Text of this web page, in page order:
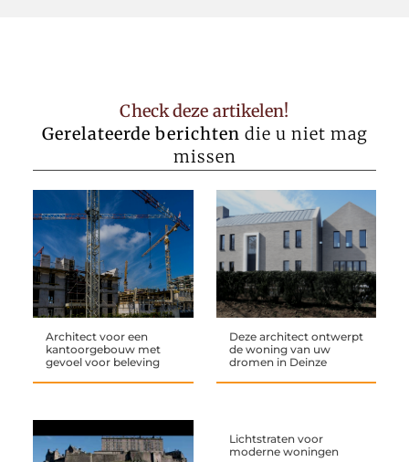
Check deze artikelen!
Gerelateerde berichten die u niet mag
missen
Architect voor een
kantoorgebouw met
gevoel voor beleving
Deze architect ontwerpt
de woning van uw
dromen in Deinze
Lichtstraten voor
moderne woningen